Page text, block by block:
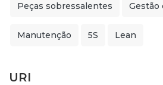
Peças sobressalentes Gestão
Manutenção 5S Lean
URI